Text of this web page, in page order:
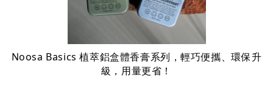
Noosa Basics 植萃鋁盒體香膏系列，輕巧便攜、環保升
級，用量更省！